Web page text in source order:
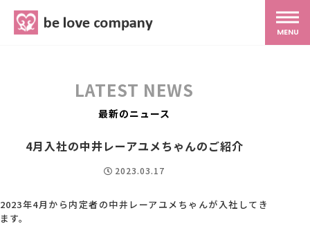
MENU
MG研修
LATEST NEWS
最新のニュース
4月入社の中井レーアユメちゃんのご紹介
2023.03.17
2023年4月から内定者の中井レーアユメちゃんが入社してき
ます。